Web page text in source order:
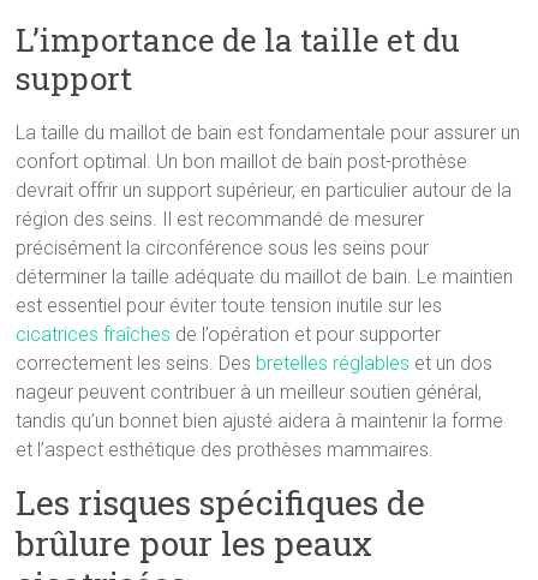
L’importance de la taille et du
support
La taille du maillot de bain est fondamentale pour assurer un
confort optimal. Un bon maillot de bain post-prothèse
devrait offrir un support supérieur, en particulier autour de la
région des seins. Il est recommandé de mesurer
précisément la circonférence sous les seins pour
déterminer la taille adéquate du maillot de bain. Le maintien
est essentiel pour éviter toute tension inutile sur les
cicatrices fraîches de l’opération et pour supporter
correctement les seins. Des bretelles réglables et un dos
nageur peuvent contribuer à un meilleur soutien général,
tandis qu’un bonnet bien ajusté aidera à maintenir la forme
et l’aspect esthétique des prothèses mammaires.
Les risques spécifiques de
brûlure pour les peaux